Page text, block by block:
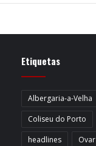
Etiquetas
Albergaria-a-Velha
Coliseu do Porto
headlines
Ovar